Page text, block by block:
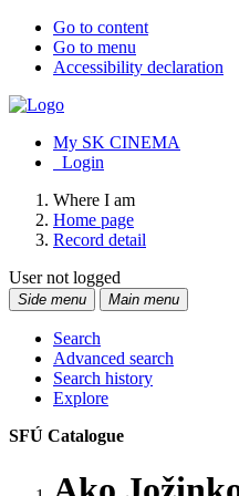
Go to content
Go to menu
Accessibility declaration
My SK CINEMA
Login
Where I am
Home page
Record detail
User not logged
Side menu Main menu
Search
Advanced search
Search history
Explore
SFÚ Catalogue